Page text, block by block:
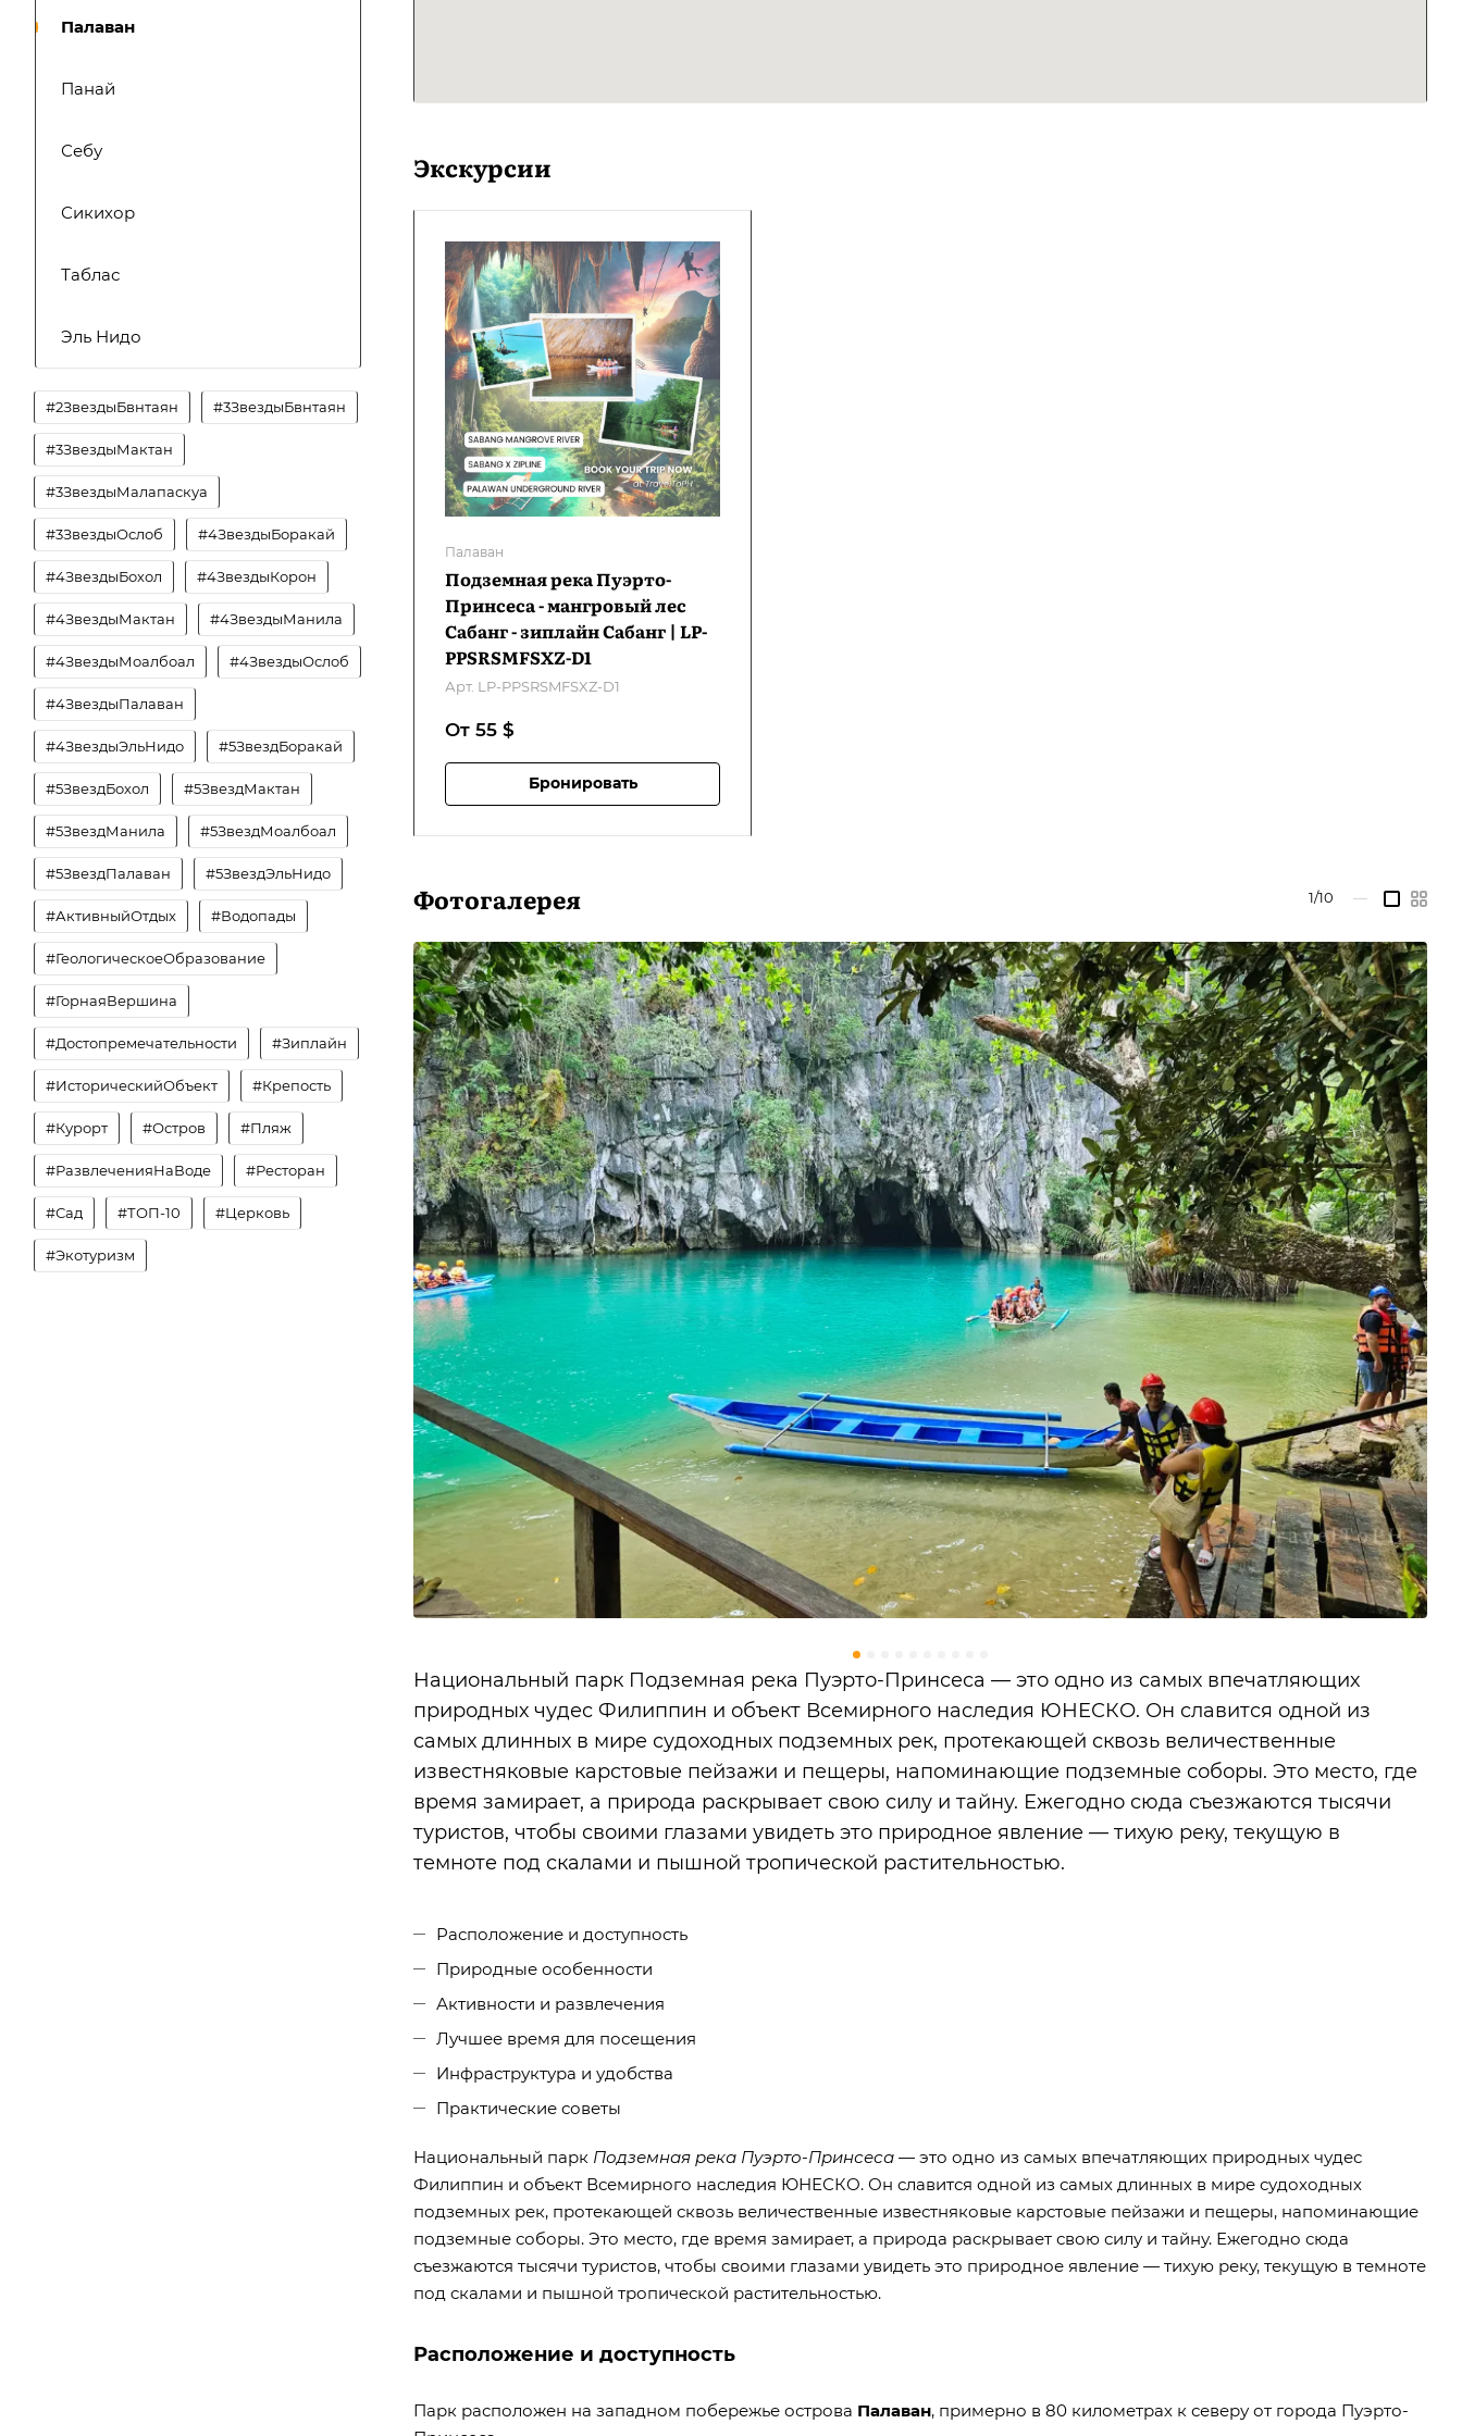
Экскурсии
Палаван
Подземная река Пуэрто-
Принсеса - мангровый лес
Сабанг - зиплайн Сабанг | LP-
PPSRSMFSXZ-D1
Арт. LP-PPSRSMFSXZ-D1
От 55 $
Бронировать
Фотогалерея 1/10 —
Национальный парк Подземная река Пуэрто-Принсеса — это одно из самых впечатляющих
природных чудес Филиппин и объект Всемирного наследия ЮНЕСКО. Он славится одной из
самых длинных в мире судоходных подземных рек, протекающей сквозь величественные
известняковые карстовые пейзажи и пещеры, напоминающие подземные соборы. Это место, где
время замирает, а природа раскрывает свою силу и тайну. Ежегодно сюда съезжаются тысячи
туристов, чтобы своими глазами увидеть это природное явление — тихую реку, текущую в
темноте под скалами и пышной тропической растительностью.
Расположение и доступность
Природные особенности
Активности и развлечения
Лучшее время для посещения
Инфраструктура и удобства
Практические советы
Национальный парк Подземная река Пуэрто-Принсеса — это одно из самых впечатляющих природных чудес
Филиппин и объект Всемирного наследия ЮНЕСКО. Он славится одной из самых длинных в мире судоходных
подземных рек, протекающей сквозь величественные известняковые карстовые пейзажи и пещеры, напоминающие
подземные соборы. Это место, где время замирает, а природа раскрывает свою силу и тайну. Ежегодно сюда
съезжаются тысячи туристов, чтобы своими глазами увидеть это природное явление — тихую реку, текущую в темноте
под скалами и пышной тропической растительностью.
Расположение и доступность
Парк расположен на западном побережье острова Палаван, примерно в 80 километрах к северу от города Пуэрто-
Палаван
Панай
Себу
Сикихор
Таблас
Эль Нидо
#2ЗвездыБвнтаян #3ЗвездыБвнтаян
#3ЗвездыМактан
#3ЗвездыМалапаскуа
#3ЗвездыОслоб #4ЗвездыБоракай
#4ЗвездыБохол #4ЗвездыКорон
#4ЗвездыМактан #4ЗвездыМанила
#4ЗвездыМоалбоал #4ЗвездыОслоб
#4ЗвездыПалаван
#4ЗвездыЭльНидо #5ЗвездБоракай
#5ЗвездБохол #5ЗвездМактан
#5ЗвездМанила #5ЗвездМоалбоал
#5ЗвездПалаван #5ЗвездЭльНидо
#АктивныйОтдых #Водопады
#ГеологическоеОбразование
#ГорнаяВершина
#Достопремечательности #Зиплайн
#ИсторическийОбъект #Крепость
#Курорт #Остров #Пляж
#РазвлеченияНаВоде #Ресторан
#Сад #ТОП-10 #Церковь
#Экотуризм